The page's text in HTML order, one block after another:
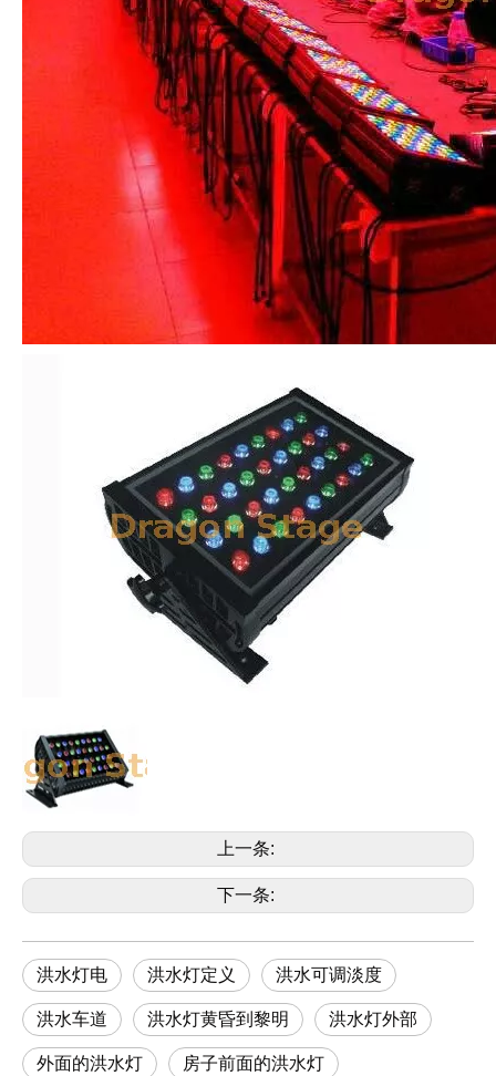
上一条:
下一条:
洪水灯电 洪水灯定义 洪水可调淡度
洪水车道 洪水灯黄昏到黎明 洪水灯外部
外面的洪水灯 房子前面的洪水灯